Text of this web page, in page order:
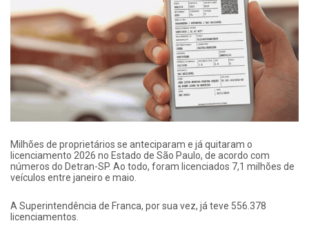
Milhões de proprietários se anteciparam e já quitaram o
licenciamento 2026 no Estado de São Paulo, de acordo com
números do Detran-SP. Ao todo, foram licenciados 7,1 milhões de
veículos entre janeiro e maio.
A Superintendência de Franca, por sua vez, já teve 556.378
licenciamentos.